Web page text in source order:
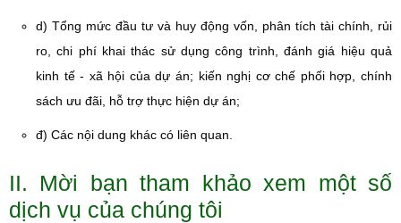
d) Tổng mức đầu tư và huy động vốn, phân tích tài chính, rủi
ro, chi phí khai thác sử dụng công trình, đánh giá hiệu quả
kinh tế - xã hội của dự án; kiến nghị cơ chế phối hợp, chính
sách ưu đãi, hỗ trợ thực hiện dự án;
đ) Các nội dung khác có liên quan.
II. Mời bạn tham khảo xem một số
dịch vụ của chúng tôi